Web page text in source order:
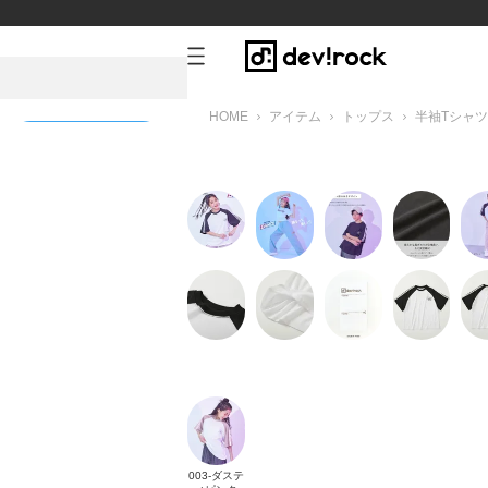
HOME アイテム トップス 半袖Tシャツ
003-ダステ